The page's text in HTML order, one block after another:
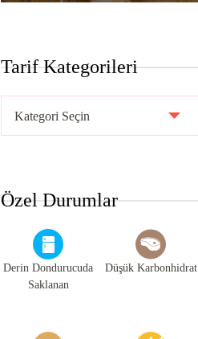
Tarif Kategorileri
a
f
t
Özel Durumlar
Derin Dondurucuda
Saklanan
Düşük Karbonhidrat